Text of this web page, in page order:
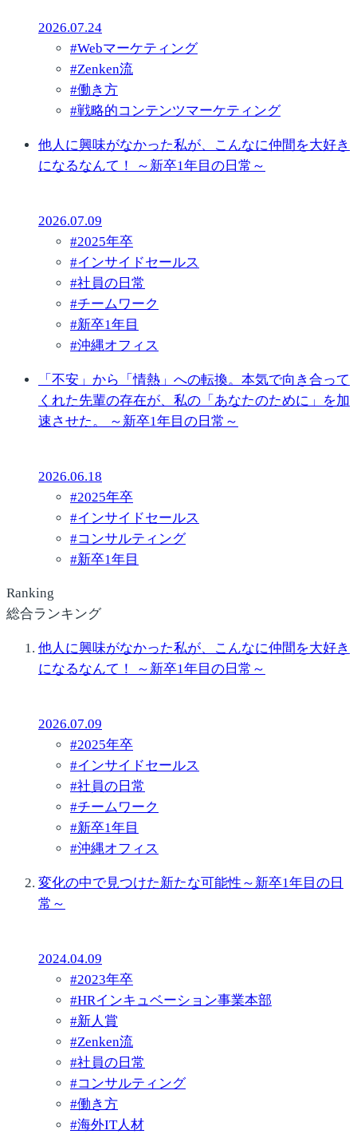
2026.07.24
#Webマーケティング
#Zenken流
#働き方
#戦略的コンテンツマーケティング
他人に興味がなかった私が、こんなに仲間を大好き
になるなんて！ ～新卒1年目の日常～
2026.07.09
#2025年卒
#インサイドセールス
#社員の日常
#チームワーク
#新卒1年目
#沖縄オフィス
「不安」から「情熱」への転換。本気で向き合って
くれた先輩の存在が、私の「あなたのために」を加
速させた。 ～新卒1年目の日常～
2026.06.18
#2025年卒
#インサイドセールス
#コンサルティング
#新卒1年目
Ranking
総合ランキング
他人に興味がなかった私が、こんなに仲間を大好き
になるなんて！ ～新卒1年目の日常～
2026.07.09
#2025年卒
#インサイドセールス
#社員の日常
#チームワーク
#新卒1年目
#沖縄オフィス
変化の中で見つけた新たな可能性～新卒1年目の日
常～
2024.04.09
#2023年卒
#HRインキュベーション事業本部
#新人賞
#Zenken流
#社員の日常
#コンサルティング
#働き方
#海外IT人材